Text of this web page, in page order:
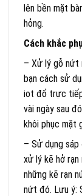
lên bền mặt
hỏng.
Cách khắc
– Xử lý gỗ nứt
bạn cách sử
iot đổ trực
vài ngày sau
khôi phục mặt
– Sử dụng sáp
xử lý kẽ hở
những kẽ rạn
nứt đó. Lưu ý: